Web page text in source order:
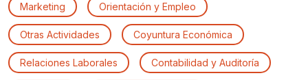
Marketing Orientación y Empleo
Otras Actividades Coyuntura Económica
Relaciones Laborales Contabilidad y Auditoría